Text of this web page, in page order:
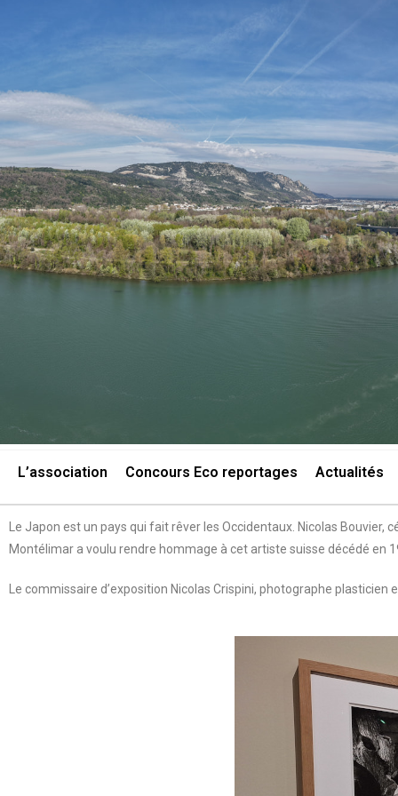
L’association Concours Eco reportages Actualités
Le Japon est un pays qui fait rêver les Occidentaux. Nicolas
Montélimar a voulu rendre hommage à cet artiste suisse décédé en
Le commissaire d’exposition Nicolas Crispini, photographe